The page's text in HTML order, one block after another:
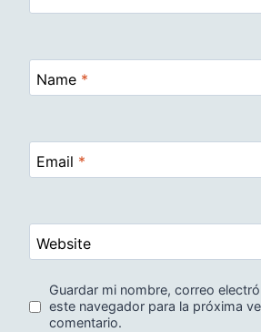
Name *
Email *
Website
Guardar mi nombre, correo
este navegador para la próxima
comentario.